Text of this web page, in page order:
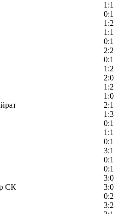
1:1
0:1
1:2
1:1
0:1
2:2
0:1
1:2
2:0
1:2
1:0
2:1
1:3
0:1
1:1
0:1
3:1
0:1
0:1
3:0
СК
3:0
0:2
3:2